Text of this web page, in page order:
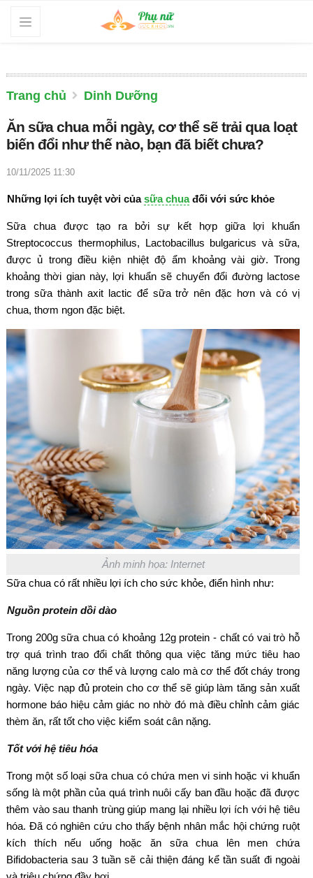
Trang chủ Dinh Dưỡng
Ăn sữa chua mỗi ngày, cơ thể sẽ trải qua loạt
biến đổi như thế nào, bạn đã biết chưa?
10/11/2025 11:30
Những lợi ích tuyệt vời củasữa chuađối với sức khỏe
Sữa chua được tạo ra bởi sự kết hợp giữa lợi khuẩn
Streptococcus thermophilus, Lactobacillus bulgaricus và sữa,
được ủ trong điều kiện nhiệt độ ẩm khoảng vài giờ. Trong
khoảng thời gian này, lợi khuẩn sẽ chuyển đổi đường lactose
trong sữa thành axit lactic để sữa trở nên đặc hơn và có vị
chua, thơm ngon đặc biệt.
Ảnh minh họa: Internet
Sữa chua có rất nhiều lợi ích cho sức khỏe, điển hình như:
Nguồn protein dồi dào
Trong 200g sữa chua có khoảng 12g protein - chất có vai trò hỗ
trợ quá trình trao đổi chất thông qua việc tăng mức tiêu hao
năng lượng của cơ thể và lượng calo mà cơ thể đốt cháy trong
ngày. Việc nạp đủ protein cho cơ thể sẽ giúp làm tăng sản xuất
hormone báo hiệu cảm giác no nhờ đó mà điều chỉnh cảm giác
thèm ăn, rất tốt cho việc kiểm soát cân nặng.
Tốt với hệ tiêu hóa
Trong một số loại sữa chua có chứa men vi sinh hoặc vi khuẩn
sống là một phần của quá trình nuôi cấy ban đầu hoặc đã được
thêm vào sau thanh trùng giúp mang lại nhiều lợi ích với hệ tiêu
hóa. Đã có nghiên cứu cho thấy bệnh nhân mắc hội chứng ruột
kích thích nếu uống hoặc ăn sữa chua lên men chứa
Bifidobacteria sau 3 tuần sẽ cải thiện đáng kể tần suất đi ngoài